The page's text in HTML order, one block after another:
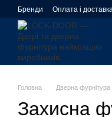
Перейти до основного
Бренди Оплата і
Відгуки про магазин
Головна Дверна фурнітура
Захисна